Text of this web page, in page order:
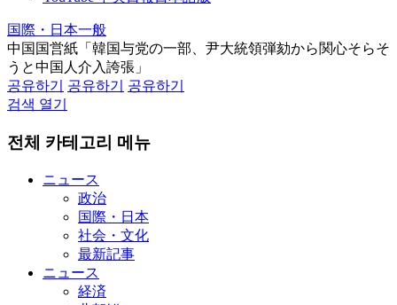
国際・日本一般
中国国営紙「韓国与党の一部、尹大統領弾劾から関心そらそ
うと中国人介入誇張」
공유하기
공유하기
공유하기
검색 열기
전체 카테고리 메뉴
ニュース
政治
国際・日本
社会・文化
最新記事
ニュース
経済